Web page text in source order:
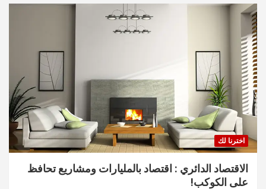
اخترنا لك
الاقتصاد الدائري : اقتصاد بالمليارات ومشاريع تحافظ
على الكوكب!